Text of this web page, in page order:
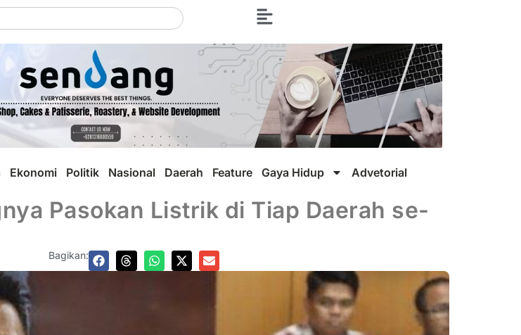
Ekonomi Politik Nasional Daerah Feature Gaya Hidup Advetorial
Pasokan Listrik di Tiap Daerah se-
Bagikan: